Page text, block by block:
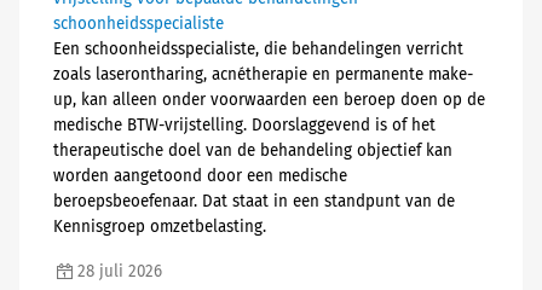
schoonheidsspecialiste
Een schoonheidsspecialiste, die behandelingen verricht
zoals laserontharing, acnétherapie en permanente make-
up, kan alleen onder voorwaarden een beroep doen op de
medische BTW-vrijstelling. Doorslaggevend is of het
therapeutische doel van de behandeling objectief kan
worden aangetoond door een medische
beroepsbeoefenaar. Dat staat in een standpunt van de
Kennisgroep omzetbelasting.
28 juli 2026